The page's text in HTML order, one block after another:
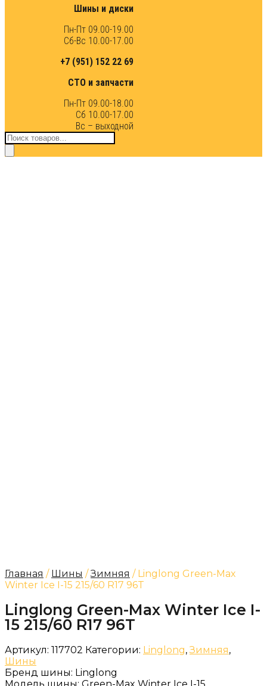
Шины и диски
Пн-Пт 09.00-19.00
Сб-Вс 10.00-17.00
+7 (951) 152 22 69
СТО и запчасти
Пн-Пт 09.00-18.00
Сб 10.00-17.00
Вс – выходной
Поиск
товаров
Главная / Шины /Зимняя / Linglong Green-Max
Winter Ice I-15 215/60 R17 96T
Linglong Green-Max Winter Ice I-
15 215/60 R17 96T
Артикул: 117702 Категории: Linglong,Зимняя,
Шины
Бренд шины: Linglong